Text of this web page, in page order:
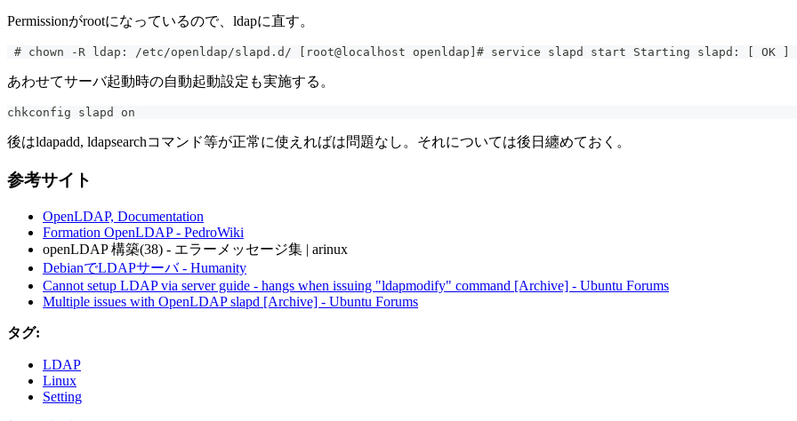
Permissionがrootになっているので、ldapに直す。
# chown -R ldap: /etc/openldap/slapd.d/ [root@localhost openldap]# service slapd start Starting slapd: [ OK ]
あわせてサーバ起動時の自動起動設定も実施する。
chkconfig slapd on
後はldapadd, ldapsearchコマンド等が正常に使えればは問題なし。それについては後日纏めておく。
参考サイト
OpenLDAP, Documentation
Formation OpenLDAP - PedroWiki
openLDAP 構築(38) - エラーメッセージ集 | arinux
DebianでLDAPサーバ - Humanity
Cannot setup LDAP via server guide - hangs when issuing "ldapmodify" command [Archive] - Ubuntu Forums
Multiple issues with OpenLDAP slapd [Archive] - Ubuntu Forums
タグ:
LDAP
Linux
Setting